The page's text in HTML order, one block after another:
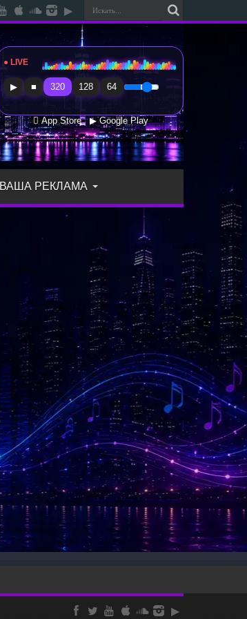
● LIVE Radio Sfera Music
▶ ■ 320 128 64
 App Store ▶ Google Play
ВАША РЕКЛАМА